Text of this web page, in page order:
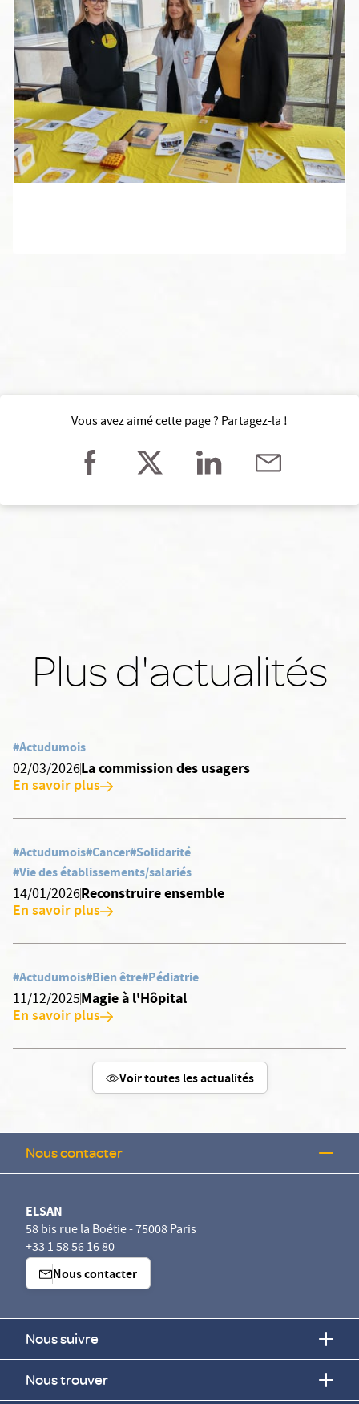
Vous avez aimé cette page ? Partagez-la !
Plus d'actualités
#Actudumois
02/03/2026La commission des usagers
En savoir plus
#Actudumois#Cancer#Solidarité
#Vie des établissements/salariés
14/01/2026Reconstruire ensemble
En savoir plus
#Actudumois#Bien être#Pédiatrie
11/12/2025Magie à l'Hôpital
En savoir plus
Voir toutes les actualités
Nous contacter
ELSAN
58 bis rue la Boétie - 75008 Paris
+33 1 58 56 16 80
Nous contacter
Nous suivre
Nous trouver